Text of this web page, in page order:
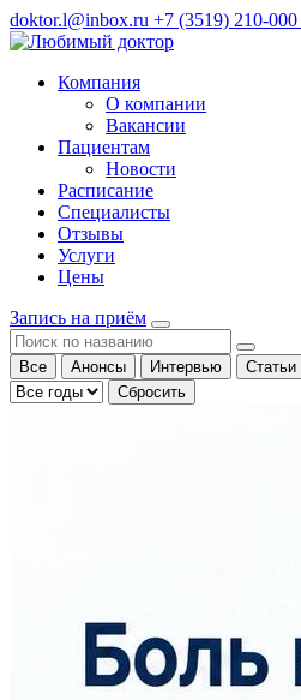
doktor.l@inbox.ru +7 (3519) 210-000
Компания
О компании
Вакансии
Пациентам
Новости
Расписание
Специалисты
Отзывы
Услуги
Цены
Запись на приём
Все Анонсы Интервью
Статьи
Сбросить